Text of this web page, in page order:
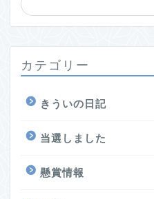
カテゴリー
きういの日記
当選しました
懸賞情報